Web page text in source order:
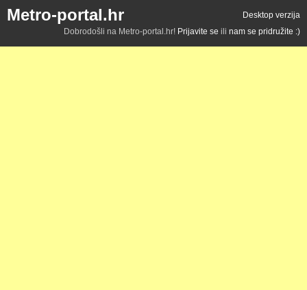
Metro-portal.hr
Desktop verzija
Dobrodošli na Metro-portal.hr! Prijavite se ili nam se pridružite :)